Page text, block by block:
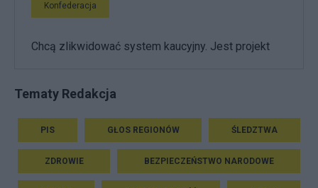
Konfederacja
Chcą zlikwidować system kaucyjny. Jest projekt
Tematy Redakcja
PIS GŁOS REGIONÓW ŚLEDZTWA
ZDROWIE BEZPIECZEŃSTWO NARODOWE